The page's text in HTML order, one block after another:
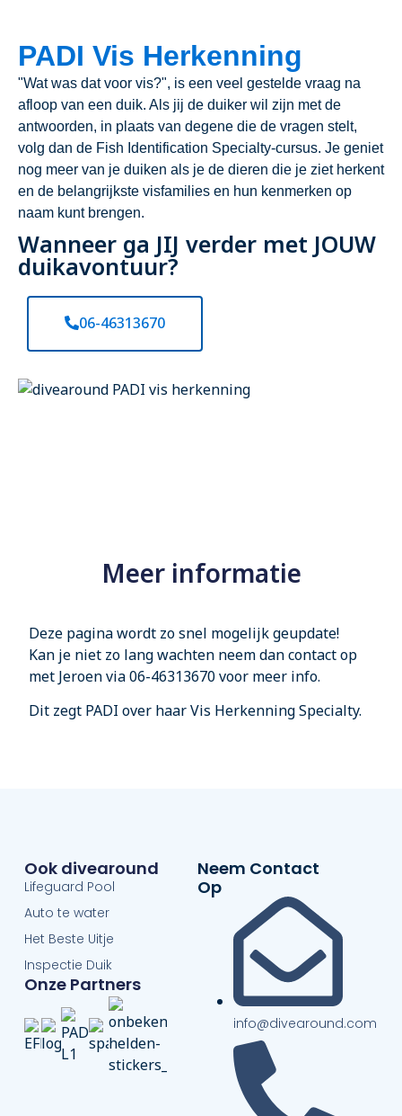
PADI Vis Herkenning
"Wat was dat voor vis?", is een veel gestelde vraag na
afloop van een duik. Als jij de duiker wil zijn met de
antwoorden, in plaats van degene die de vragen stelt,
volg dan de Fish Identification Specialty-cursus. Je geniet
nog meer van je duiken als je de dieren die je ziet herkent
en de belangrijkste visfamilies en hun kenmerken op
naam kunt brengen.
Wanneer ga JIJ verder met JOUW
duikavontuur?
06-46313670
Meer informatie
Deze pagina wordt zo snel mogelijk geupdate!
Kan je niet zo lang wachten neem dan contact op
met Jeroen via 06-46313670 voor meer info.
Dit zegt PADI over haar Vis Herkenning Specialty.
Ook divearound
Lifeguard Pool
Auto te water
Het Beste Uitje
Inspectie Duik
Onze Partners
Neem Contact
Op
info@divearound.com